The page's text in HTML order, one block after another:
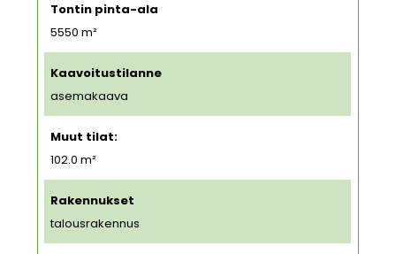
Tontin pinta-ala
5550m²
Kaavoitustilanne
asemakaava
Muut tilat:
102.0 m²
Rakennukset
talousrakennus